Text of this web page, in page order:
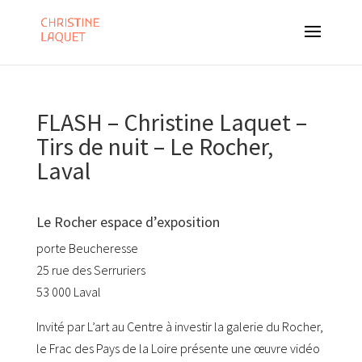
FLASH – Christine Laquet –
Tirs de nuit – Le Rocher,
Laval
Le Rocher espace d’exposition
porte Beucheresse
25 rue des Serruriers
53 000 Laval
Invité par L’art au Centre à investir la galerie du Rocher,
le Frac des Pays de la Loire présente une œuvre vidéo